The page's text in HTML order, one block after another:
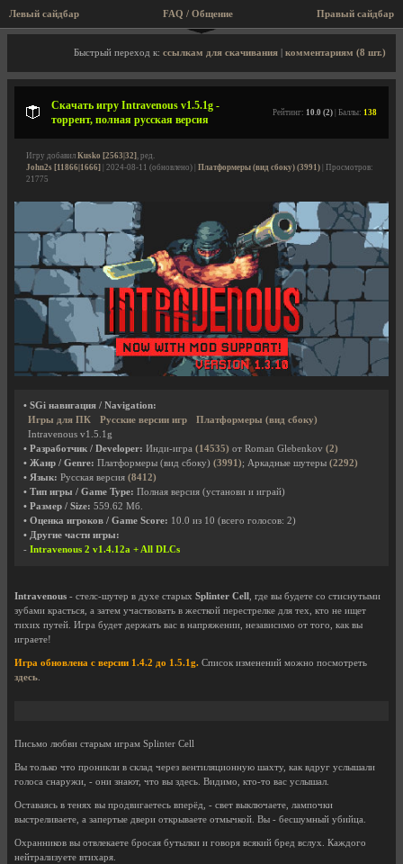
Левый сайдбар Правый сайдбар
FAQ / Общение
Описание игры, торрент, скриншоты, видео
Быстрый переход к: ссылкам для скачивания комментариям (8 шт.)
Скачать игру Intravenous v1.5.1g -
торрент, полная русская версия
Рейтинг: 10.0 (2) | Баллы: 138
Игру добавил Kusko [2563|32], ред.
John2s [11866|1666] | 2024-08-11 (обновлено) | Платформеры (вид сбоку) (3991) | Просмотров:
21775
• SGi навигация / Navigation:
Игры для ПК
Русские версии игр
Платформеры (вид сбоку)
Intravenous v1.5.1g
• Разработчик / Developer: Инди-игра (14535) от Roman Glebenkov (2)
• Жанр / Genre: Платформеры (вид сбоку) (3991); Аркадные шутеры (2292)
• Язык: Русская версия (8412)
• Тип игры / Game Type: Полная версия (установи и играй)
• Размер / Size: 559.62 Мб.
• Оценка игроков / Game Score: 10.0 из 10 (всего голосов: 2)
• Другие части игры:
- Intravenous 2 v1.4.12a + All DLCs
Intravenous - стелс-шутер в духе старых Splinter Cell, где вы будете со стиснутыми
зубами красться, а затем участвовать в жесткой перестрелке для тех, кто не ищет
тихих путей. Игра будет держать вас в напряжении, независимо от того, как вы
играете!
Игра обновлена с версии 1.4.2 до 1.5.1g. Список изменений можно посмотреть
здесь.
Письмо любви старым играм Splinter Cell
Вы только что проникли в склад через вентиляционную шахту, как вдруг услышали
голоса снаружи, - они знают, что вы здесь. Видимо, кто-то вас услышал.
Оставаясь в тенях вы продвигаетесь вперёд, - свет выключаете, лампочки
выстреливаете, а запертые двери открываете отмычкой. Вы - бесшумный убийца.
Охранников вы отвлекаете бросая бутылки и говоря всякий бред вслух. Каждого
нейтрализуете втихаря.